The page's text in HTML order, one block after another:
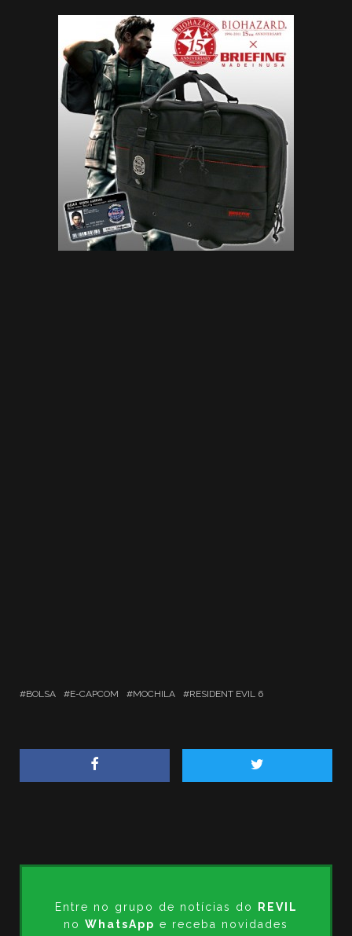
BOLSA E-CAPCOM MOCHILA RESIDENT EVIL 6
Entre no grupo de notícias do
REVIL
no WhatsApp e receba novidades